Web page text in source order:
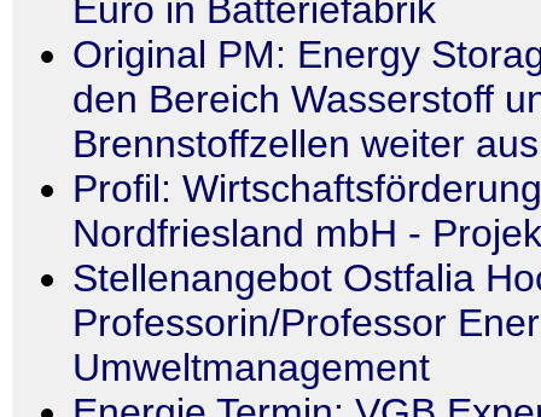
Euro in Batteriefabrik
Original PM: Energy
den Bereich Wasserstoff
Brennstoffzellen weiter aus
Profil:
Nordfriesland mbH -
Stellenangebot Ostfalia
Professorin/Professor
Umweltmanagement